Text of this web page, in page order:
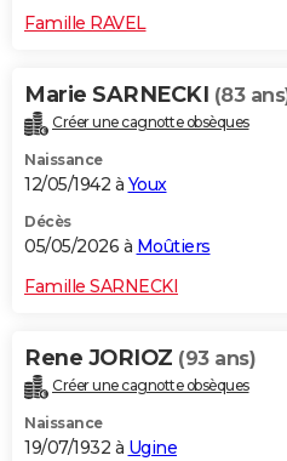
Famille RAVEL
Marie SARNECKI (83
Créer une cagnotte obsèques
Naissance
12/05/1942 à Youx
Décès
05/05/2026 à Moûtiers
Famille SARNECKI
Rene JORIOZ (93 ans)
Créer une cagnotte obsèques
Naissance
19/07/1932 à Ugine